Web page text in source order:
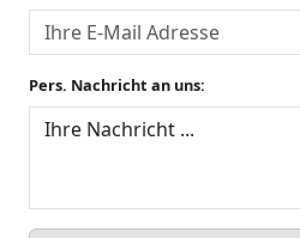
Pers. Nachricht an uns: